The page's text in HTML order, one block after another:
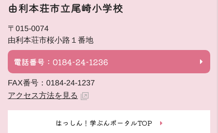
由利本荘市立尾崎小学校
〒015-0074
由利本荘市桜小路１番地
電話番号：0184-24-1236
FAX番号：0184-24-1237
アクセス方法を見る
はっしん！学ぶんポータルTOP